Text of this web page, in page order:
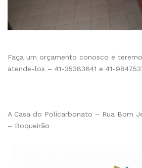
Faça um orçamento conosco e
atende-los – 41-35383641 e 41-
A Casa do Policarbonato – Rua Bom
– Boqueirão